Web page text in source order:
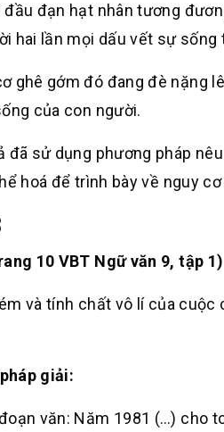
đầu đạn hạt nhân tương
hai lần mọi dấu vết sự sống
ghê gớm đó đang đè nặng
của con người.
đã sử dụng phương pháp
hoá để trình bày về nguy
10 VBT Ngữ văn 9, tập 1)
và tính chất vô lí của
giải:
văn: Năm 1981 (…) cho